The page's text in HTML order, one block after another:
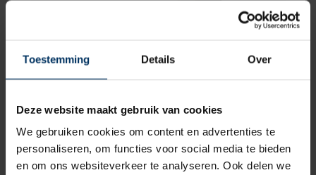
Toestemming Details Over
Deze website maakt gebruik van cookies
We gebruiken cookies om content en advertenties te
personaliseren, om functies voor social media te bieden
en om ons websiteverkeer te analyseren. Ook delen we